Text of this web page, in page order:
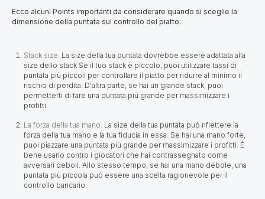
Ecco alcuni Points importanti da considerare quando si sceglie la
dimensione della puntata sul controllo del piatto:
Stack size. La size della tua puntata dovrebbe essere adattata alla
size dello stack Se il tuo stack è piccolo, puoi utilizzare tassi di
puntata più piccoli per controllare il piatto per ridurre al minimo il
rischio di perdita. D'altra parte, se hai un grande stack, puoi
permetterti di fare una puntata più grande per massimizzare i
profitti.
La forza della tua mano. La size della tua puntata può riflettere la
forza della tua mano e la tua fiducia in essa. Se hai una mano forte,
puoi piazzare una puntata più grande per massimizzare i profitti. È
bene usarlo contro i giocatori che hai contrassegnato come
avversari deboli. Allo stesso tempo, se hai una mano debole, una
puntata più piccola può essere una scelta ragionevole per il
controllo bancario.